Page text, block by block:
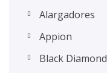
Alargadores
Appion
Black Diamond